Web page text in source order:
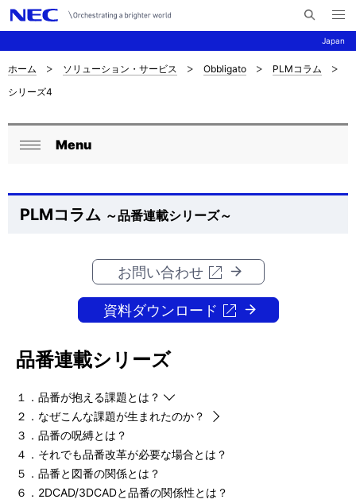
Japan
イ
メ
ニ
ュ
を
ナ
ビ
ゲ
ョ
サ
イ
ト
の
現
表
示
し
て
い
ホーム ソリューション・サービス Obbligato
PLMコラム
シリーズ4
ロ
カ
ー
ョ
ン
Menu
PLMコラム ～品番連載シリーズ～
お問い合わせ
資料ダウンロード
品番連載シリーズ
１．品番が抱える課題とは？
２．なぜこんな課題が生まれたのか？
３．品番の呪縛とは？
４．それでも品番改革が必要な場合とは？
５．品番と図番の関係とは？
６．2DCAD/3DCADと品番の関係性とは？